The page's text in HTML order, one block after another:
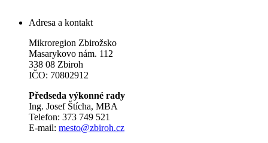
Adresa a kontakt
Mikroregion Zbirožsko
Masarykovo nám. 112
338 08 Zbiroh
IČO: 70802912
Předseda výkonné rady
Ing. Josef Štícha, MBA
Telefon: 373 749 521
E-mail: mesto@zbiroh.cz